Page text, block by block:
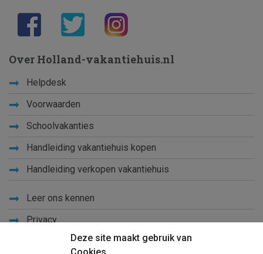
Deze site maakt gebruik van
Over Holland-vakantiehuis.nl
Helpdesk
Voorwaarden
Schoolvakanties
Handleiding vakantiehuis kopen
Handleiding verkopen vakantiehuis
Leer ons kennen
Privacy